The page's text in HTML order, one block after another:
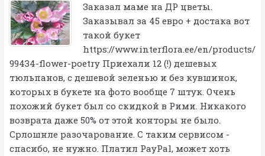
Заказал маме на ДР цветы.
Заказывал за 45 евро + достака вот
такой букет
https://www.interflora.ee/en/products/
99434-flower-poetry Приехали 12 (!) дешевых
тюльпанов, с дешевой зеленью и без кувшинок,
которых в букете на фото вообще 7 штук. Очень
похожий букет был со скидкой в Рими. Никакого
возврата даже 50% от этой конторы не было.
Срлошнле разочарование. С таким сервисом -
спасибо, не нужно. Платил PayPal, может хоть